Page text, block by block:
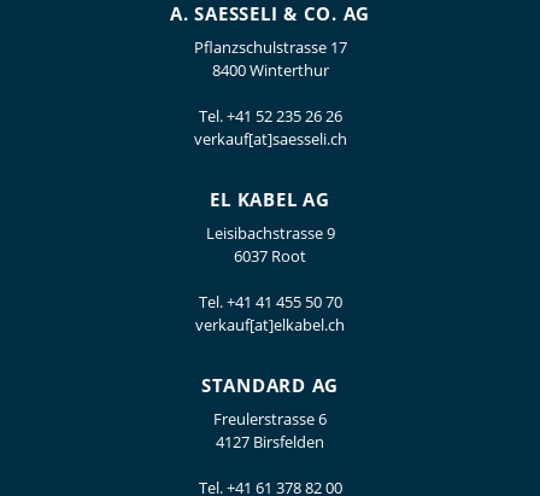
A. SAESSELI & CO. AG
Pflanzschulstrasse 17
8400 Winterthur
Tel.+41 52 235 26 26
verkauf[at]saesseli.ch
EL KABEL AG
Leisibachstrasse 9
6037 Root
Tel.+41 41 455 50 70
verkauf[at]elkabel.ch
STANDARD AG
Freulerstrasse 6
4127 Birsfelden
Tel.+41 61 378 82 00